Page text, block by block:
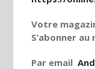
Votre
S’abonner
Par email